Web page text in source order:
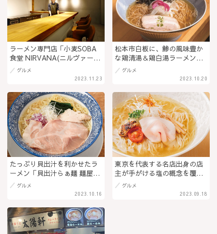
ラーメン専門店「小麦SOBA
食堂 NIRVANA(ニルヴァー
ナ)」が12月6日(水)グランド
オープン！「拉麺 阿吽」店主
市
2023.11.23
グルメ
松本市白板に、鯵の風味豊か
な鶏清湯＆鶏白湯ラーメンが
味わえる「アナログNoodle A
麺（エーメン）」がオープ
供
2023.10.20
グルメ
たっぷり貝出汁を利かせたラ
ーメン「貝出汁らぁ麺 麺屋い
ろり」低温調理のチャーシュ
2023.10.16
グルメ
東京を代表する名店出身の店
主が手がける塩の概念を覆す
極上のラーメン「小麦そば 池
（いけ）」立体感のある鶏と
2023.09.18
グルメ